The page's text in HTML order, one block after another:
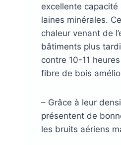
excellente capacité
laines minérales.
chaleur venant de
bâtiments plus
contre 10-11
fibre de bois
– Grâce à leur
présentent de
les bruits aériens